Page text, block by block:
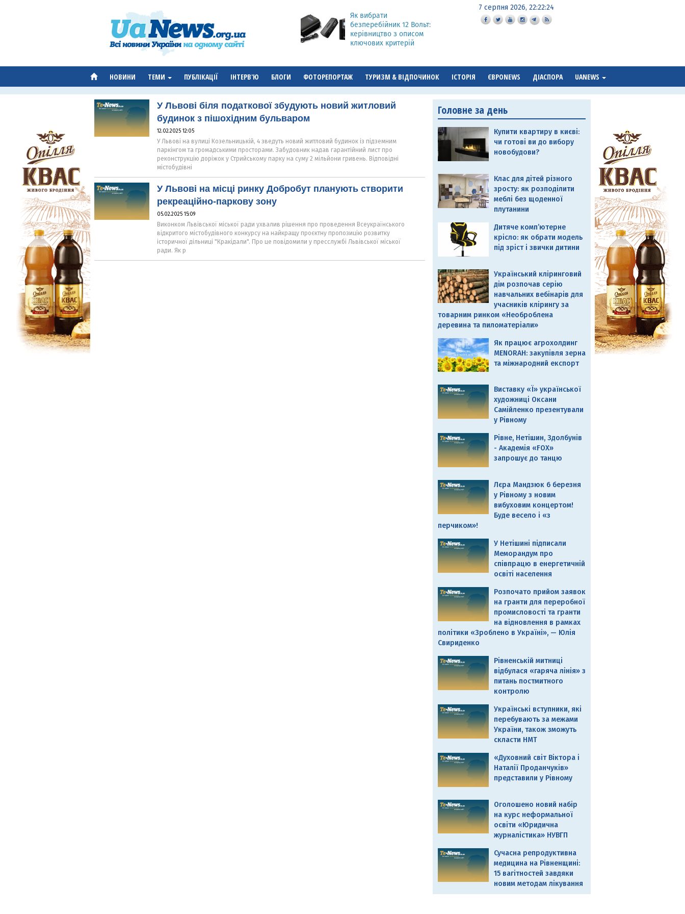
Як вибрати
безперебійник 12 Вольт:
керівництво з описом
ключових критерій
7 серпня 2026, 22:22:25
НОВИНИ ТЕМИ ПУБЛІКАЦІЇ ІНТЕРВ'Ю БЛОГИ ФОТОРЕПОРТАЖ ТУРИЗМ & ВІДПОЧИНОК ІСТОРІЯ ЄВРОNEWS ДІАСПОРА UANEWS
У Львові біля податкової збудують новий житловий
будинок з пішохідним бульваром
12.02.2025 12:05
У Львові на вулиці Козельницькій, 4 зведуть новий житловий будинок із підземним
паркінгом та громадськими просторами. Забудовник надав гарантійний лист про
реконструкцію доріжок у Стрийському парку на суму 2 мільйони гривень. Відповідні
містобудівні
У Львові на місці ринку Добробут планують створити
рекреаційно-паркову зону
05.02.2025 15:09
Виконком Львівської міської ради ухвалив рішення про проведення Всеукраїнського
відкритого містобудівного конкурсу на найкращу проєктну пропозицію розвитку
історичної дільниці "Кракідали". Про це повідомили у пресслужбі Львівської міської
ради. Як р
Головне за день
Купити квартиру в києві:
чи готові ви до вибору
новобудови?
Клас для дітей різного
зросту: як розподілити
меблі без щоденної
плутанини
Дитяче комп’ютерне
крісло: як обрати модель
під зріст і звички дитини
Український кліринговий
дім розпочав серію
навчальних вебінарів для
учасників клірингу за
товарним ринком «Необроблена
деревина та пиломатеріали»
Як працює агрохолдинг
MENORAH: закупівля зерна
та міжнародний експорт
Виставку «Ї» української
художниці Оксани
Самійленко презентували
у Рівному
Рівне, Нетішин, Здолбунів
- Академія «FOX»
запрошує до танцю
Лєра Мандзюк 6 березня
у Рівному з новим
вибуховим концертом!
Буде весело і «з
перчиком»!
У Нетішині підписали
Меморандум про
співпрацю в енергетичній
освіті населення
Розпочато прийом заявок
на гранти для переробної
промисловості та гранти
на відновлення в рамках
політики «Зроблено в Україні», — Юлія
Свириденко
Рівненській митниці
відбулася «гаряча лінія» з
питань постмитного
контролю
Українські вступники, які
перебувають за межами
України, також зможуть
скласти НМТ
«Духовний світ Віктора і
Наталії Проданчуків»
представили у Рівному
Оголошено новий набір
на курс неформальної
освіти «Юридична
журналістика» НУВГП
Сучасна репродуктивна
медицина на Рівненщині:
15 вагітностей завдяки
новим методам лікування